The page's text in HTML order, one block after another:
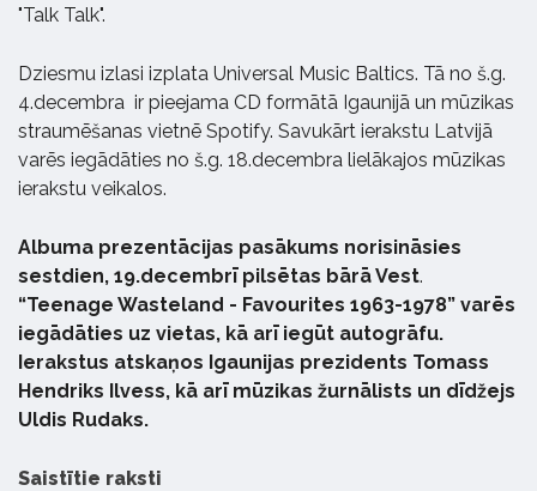
"Talk Talk".
Dziesmu izlasi izplata Universal Music Baltics. Tā no š.g.
4.decembra ir pieejama CD formātā Igaunijā un mūzikas
straumēšanas vietnē Spotify. Savukārt ierakstu Latvijā
varēs iegādāties no š.g. 18.decembra lielākajos mūzikas
ierakstu veikalos.
Albuma prezentācijas pasākums norisināsies
sestdien, 19.decembrī pilsētas bārā Vest.
“Teenage Wasteland - Favourites 1963-1978” varēs
iegādāties uz vietas, kā arī iegūt autogrāfu.
Ierakstus atskaņos Igaunijas prezidents Tomass
Hendriks Ilvess, kā arī mūzikas žurnālists un dīdžejs
Uldis Rudaks.
Saistītie raksti